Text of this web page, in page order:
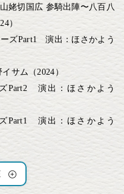
姥切国広 参騎出陣〜八百八
）
ーズPart1 演出：ほさかよう
サム（2024）
Part2 演出：ほさかよう
Part1 演出：ほさかよう
野イサム（2023）
』Rule the Stage《Rep
）